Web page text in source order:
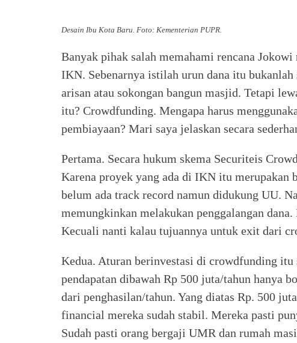
Desain Ibu Kota Baru. Foto: Kementerian PUPR.
Banyak pihak salah memahami rencana
IKN. Sebenarnya istilah urun dana itu bukanlah
arisan atau sokongan bangun masjid. Tetapi
itu? Crowdfunding. Mengapa harus
pembiayaan? Mari saya jelaskan secara
Pertama. Secara hukum skema Securiteis
Karena proyek yang ada di IKN itu merupakan
belum ada track record namun didukung UU.
memungkinkan melakukan penggalangan
Kecuali nanti kalau tujuannya untuk exit dari
Kedua. Aturan berinvestasi di crowdfunding
pendapatan dibawah Rp 500 juta/tahun hanya
dari penghasilan/tahun. Yang diatas Rp. 500
financial mereka sudah stabil. Mereka pasti
Sudah pasti orang bergaji UMR dan rumah